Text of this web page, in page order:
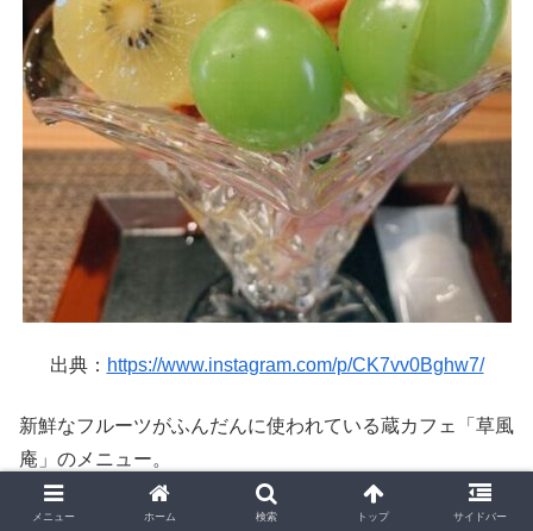
出典： https://www.instagram.com/p/CK7vv0Bghw7/
新鮮なフルーツがふんだんに使われている蔵カフェ「草風
庵」のメニュー。
粕谷幸平さんがハンドドリップで淹れてくれるコーヒーも
メニュー ホーム 検索 トップ サイドバー